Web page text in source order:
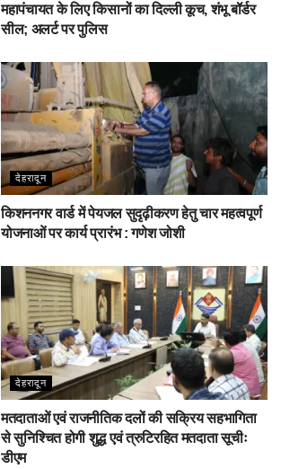
महापंचायत के लिए किसानों का दिल्ली कूच, शंभू बॉर्डर
सील; अलर्ट पर पुलिस
देहरादून
किशननगर वार्ड में पेयजल सुदृढ़ीकरण हेतु चार महत्वपूर्ण
योजनाओं पर कार्य प्रारंभ : गणेश जोशी
देहरादून
मतदाताओं एवं राजनीतिक दलों की सक्रिय सहभागिता
से सुनिश्चित होगी शुद्ध एवं त्रुटिरहित मतदाता सूचीः
डीएम